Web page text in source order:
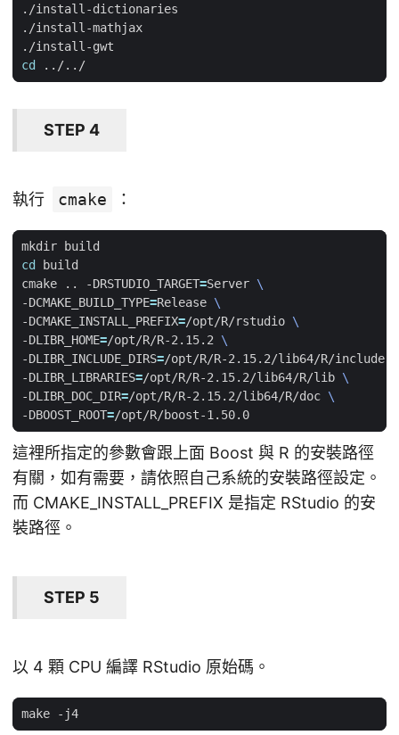
cd
STEP 4
執行 cmake ：
cd
cmake .. -DRSTUDIO_TARGET=Server
-DCMAKE_BUILD_TYPE=Release
-DCMAKE_INSTALL_PREFIX=/opt/R/rstudio
-DLIBR_HOME=/opt/R/R-2.15.2
-DLIBR_INCLUDE_DIRS=/opt/R/R-2.15.2/lib64/R/include
-DLIBR_LIBRARIES=/opt/R/R-2.15.2/lib64/R/lib
-DLIBR_DOC_DIR=/opt/R/R-2.15.2/lib64/R/doc
-DBOOST_ROOT=
這裡所指定的參數會跟上面 Boost 與 R 的安裝路徑
有關，如有需要，請依照自己系統的安裝路徑設定。
而 CMAKE_INSTALL_PREFIX 是指定 RStudio 的安
裝路徑。
STEP 5
以 4 顆 CPU 編譯 RStudio 原始碼。